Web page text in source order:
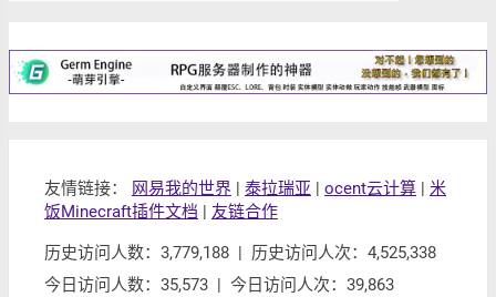
友情链接： 网易我的世界 | 泰拉瑞亚 | ocent云计算 | 米
饭Minecraft插件文档 | 友链合作
历史访问人数：3,779,188 | 历史访问人次：4,525,338
今日访问人数：35,573 | 今日访问人次：39,863